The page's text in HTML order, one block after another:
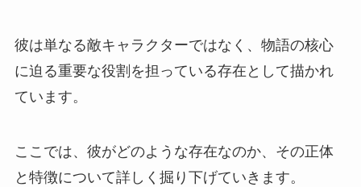
彼は単なる敵キャラクターではなく、物語の核心
に迫る重要な役割を担っている存在として描かれ
ています。
ここでは、彼がどのような存在なのか、その正体
と特徴について詳しく掘り下げていきます。